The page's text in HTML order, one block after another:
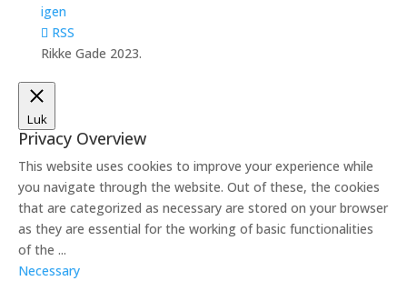
igen
RSS
Rikke Gade 2023.
Luk
Privacy Overview
This website uses cookies to improve your experience while
you navigate through the website. Out of these, the cookies
that are categorized as necessary are stored on your browser
as they are essential for the working of basic functionalities
of the ...
Necessary